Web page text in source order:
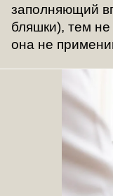
заполняющий
бляшки), тем
она не